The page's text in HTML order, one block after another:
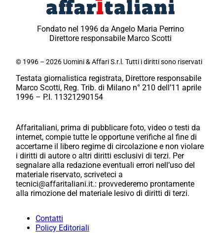
Fondato nel 1996 da Angelo Maria Perrino
Direttore responsabile Marco Scotti
© 1996 – 2026 Uomini & Affari S.r.l. Tutti i diritti sono riservati
Testata giornalistica registrata, Direttore responsabile
Marco Scotti, Reg. Trib. di Milano n° 210 dell’11 aprile
1996 – P.I. 11321290154
Affaritaliani, prima di pubblicare foto, video o testi da
internet, compie tutte le opportune verifiche al fine di
accertarne il libero regime di circolazione e non violare
i diritti di autore o altri diritti esclusivi di terzi. Per
segnalare alla redazione eventuali errori nell’uso del
materiale riservato, scriveteci a
tecnici@affaritaliani.it.: provvederemo prontamente
alla rimozione del materiale lesivo di diritti di terzi.
Contatti
Policy Editoriali